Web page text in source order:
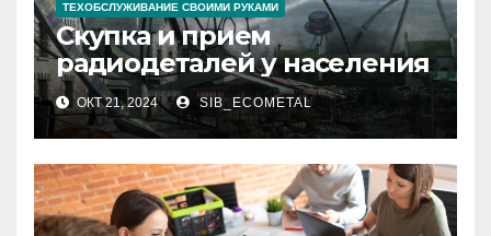
ТЕХОБСЛУЖИВАНИЕ СВОИМИ РУКАМИ
Скупка и прием
радиодеталей у населения
ОКТ 21, 2024 SIB_ECOMETAL